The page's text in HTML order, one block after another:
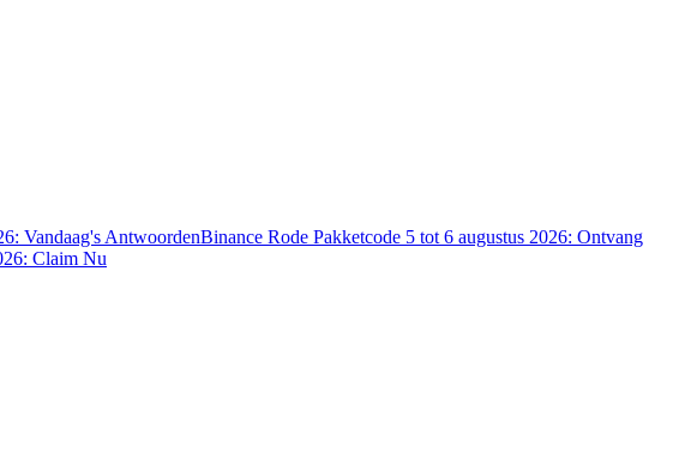
Vandaag's AntwoordenBinance Rode Pakketcode 5 tot 6 augustus 2026: Ontvang
Claim Nu